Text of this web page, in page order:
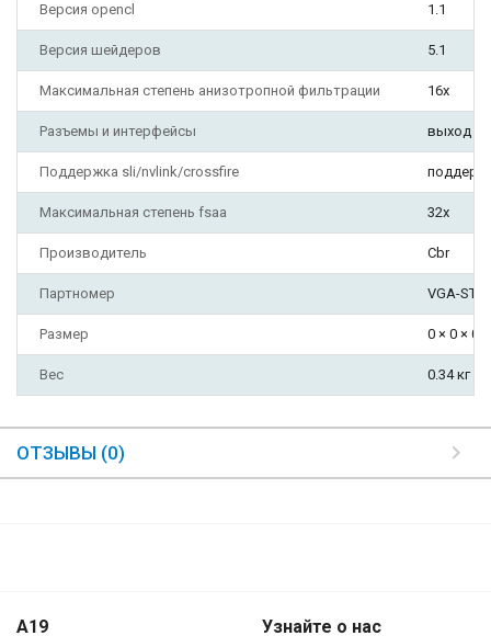
Версия opencl 1.1
Версия шейдеров 5.1
Максимальная степень анизотропной фильтрации 16x
Разъемы и интерфейсы выход
Поддержка sli/nvlink/crossfire
Максимальная степень fsaa 32x
Производитель Cbr
Партномер VGA-
Размер 0 × 0 × 0
Вес 0.34 кг
ОТЗЫВЫ (0)
A19 Узнайте о нас